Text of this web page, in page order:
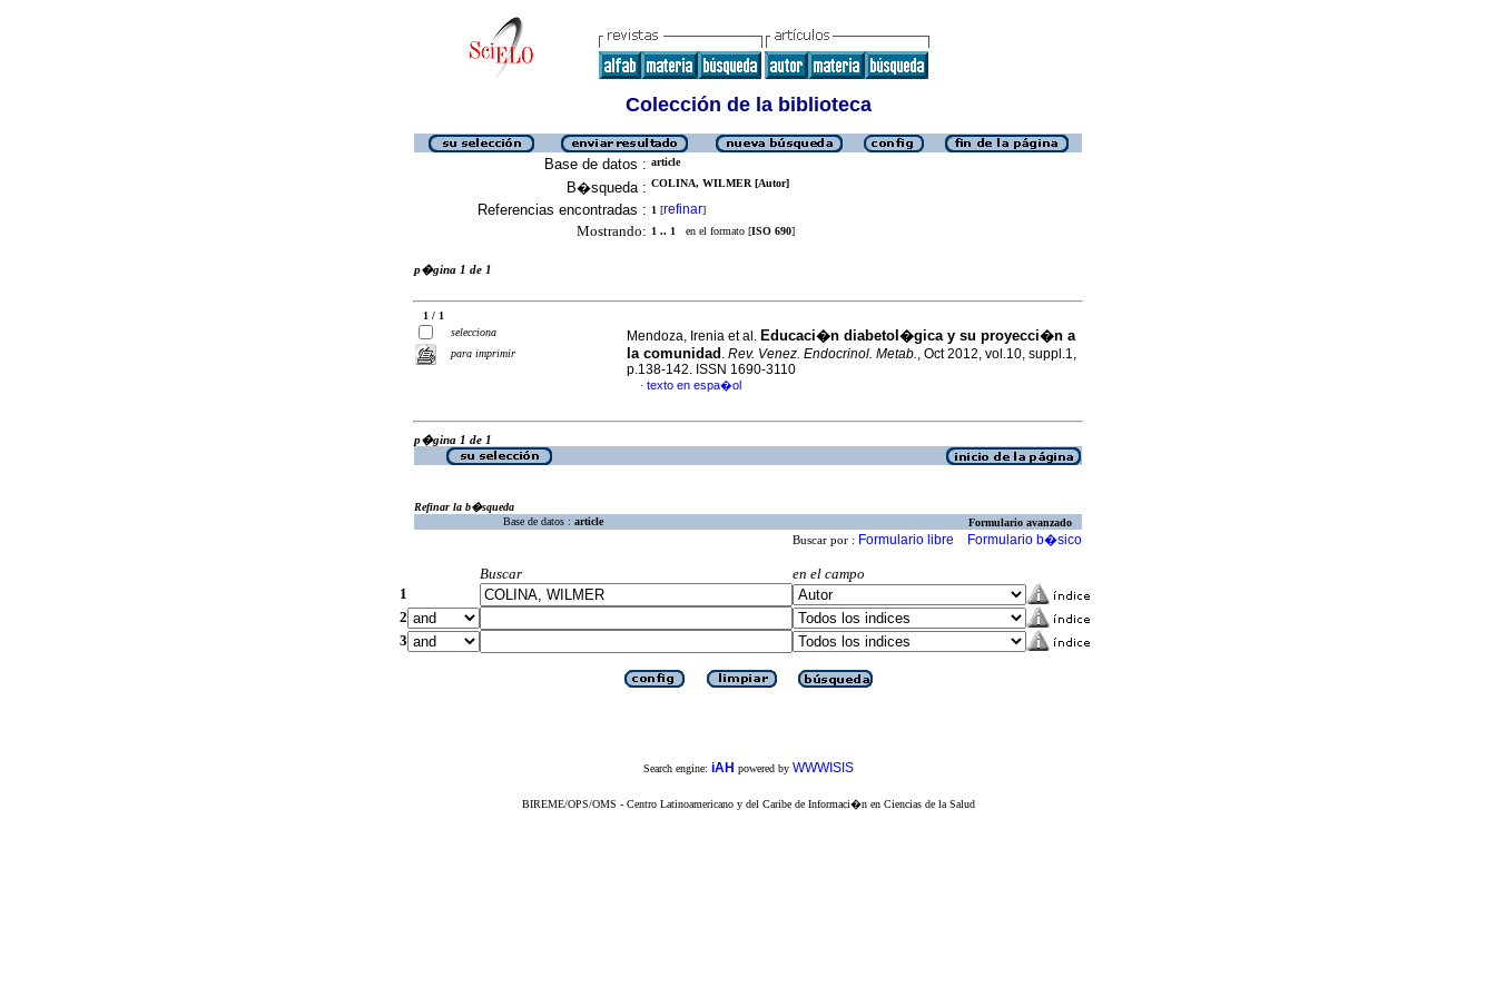
Colección de la biblioteca
Base de datos : article
B�squeda : COLINA, WILMER [Autor]
Referencias encontradas : 1 [refinar]
Mostrando: 1 .. 1 en el formato [ISO 690]
p�gina 1 de 1
1 / 1
selecciona
para imprimir
Mendoza, Irenia et al. Educaci�n diabetol�gica y su proyecci�n a
la comunidad . Rev. Venez. Endocrinol. Metab., Oct 2012, vol.10, suppl.1,
p.138-142. ISSN 1690-3110
· texto en espa�ol
p�gina 1 de 1
Refinar la b�squeda
Base de datos : article Formulario avanzado
Buscar por : Formulario libre Formulario b�sico
Buscar
en el campo
1
2
3
Search engine: iAH powered by WWWISIS
BIREME/OPS/OMS - Centro Latinoamericano y del Caribe de Informaci�n en Ciencias de la Salud